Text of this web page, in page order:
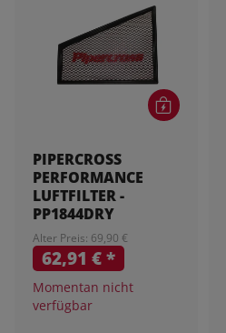
PIPERCROSS
PERFORMANCE
LUFTFILTER -
PP1844DRY
Alter Preis: 69,90 €
62,91 €*
Momentan nicht
verfügbar